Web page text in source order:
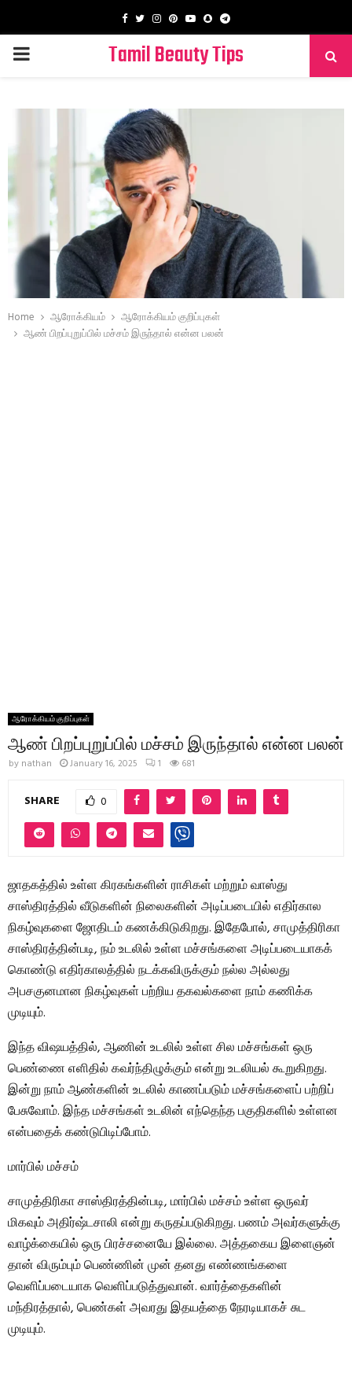
Facebook
TwitterInstagram
PinterestYoutube
SnapchatTelegram
PRIMARY
Tamil Beauty Tips
Home ஆரோக்கியம்
ஆரோக்கியம் குறிப்புகள்
ஆண் பிறப்புறுப்பில் மச்சம் இருந்தால் என்ன பலன்
ஆரோக்கியம் குறிப்புகள்
ஆண் பிறப்புறுப்பில் மச்சம் இருந்தால் என்ன பலன்
by nathan January 16, 2025 1 681
SHARE 0
ஜாதகத்தில் உள்ள கிரகங்களின் ராசிகள் மற்றும் வாஸ்து
சாஸ்திரத்தில் வீடுகளின் நிலைகளின் அடிப்படையில் எதிர்கால
நிகழ்வுகளை ஜோதிடம் கணக்கிடுகிறது. இதேபோல், சாமுத்திரிகா
சாஸ்திரத்தின்படி, நம் உடலில் உள்ள மச்சங்களை அடிப்படையாகக்
கொண்டு எதிர்காலத்தில் நடக்கவிருக்கும் நல்ல அல்லது
அபசகுனமான நிகழ்வுகள் பற்றிய தகவல்களை நாம் கணிக்க
முடியும்.
இந்த விஷயத்தில், ஆணின் உடலில் உள்ள சில மச்சங்கள் ஒரு
பெண்ணை எளிதில் கவர்ந்திழுக்கும் என்று உடலியல் கூறுகிறது.
இன்று நாம் ஆண்களின் உடலில் காணப்படும் மச்சங்களைப் பற்றிப்
பேசுவோம். இந்த மச்சங்கள் உடலின் எந்தெந்த பகுதிகளில் உள்ளன
என்பதைக் கண்டுபிடிப்போம்.
மார்பில் மச்சம்
சாமுத்திரிகா சாஸ்திரத்தின்படி, மார்பில் மச்சம் உள்ள ஒருவர்
மிகவும் அதிர்ஷ்டசாலி என்று கருதப்படுகிறது. பணம் அவர்களுக்கு
வாழ்க்கையில் ஒரு பிரச்சனையே இல்லை. அத்தகைய இளைஞன்
தான் விரும்பும் பெண்ணின் முன் தனது எண்ணங்களை
வெளிப்படையாக வெளிப்படுத்துவான். வார்த்தைகளின்
மந்திரத்தால், பெண்கள் அவரது இதயத்தை நேரடியாகச் சுட
முடியும்.